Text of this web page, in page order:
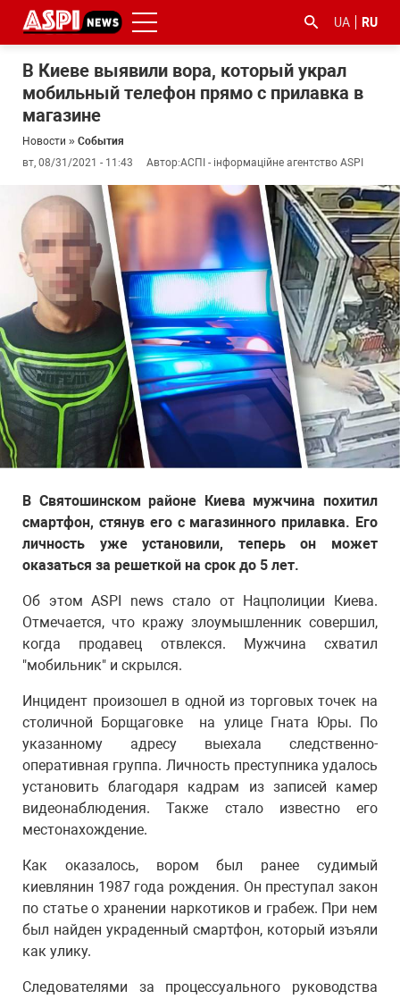
UA RU
В Киеве выявили вора, который украл
мобильный телефон прямо с прилавка в
магазине
Новости » События
вт, 08/31/2021 - 11:43
Автор:АСПІ - інформаційне агентство ASPI
В Святошинском районе Киева мужчина похитил
смартфон, стянув его с магазинного прилавка. Его
личность уже установили, теперь он может
оказаться за решеткой на срок до 5 лет.
Об этом ASPI news стало от Нацполиции Киева.
Отмечается, что кражу злоумышленник совершил,
когда продавец отвлекся. Мужчина схватил
"мобильник" и скрылся.
Инцидент произошел в одной из торговых точек на
столичной Борщаговке на улице Гната Юры. По
указанному адресу выехала следственно-
оперативная группа. Личность преступника удалось
установить благодаря кадрам из записей камер
видеонаблюдения. Также стало известно его
местонахождение.
Как оказалось, вором был ранее судимый
киевлянин 1987 года рождения. Он преступал закон
по статье о хранении наркотиков и грабеж. При нем
был найден украденный смартфон, который изъяли
как улику.
Следователями за процессуального руководства
#ООС
#боротьба
корупцією
#гфс #Киев #коронавірус